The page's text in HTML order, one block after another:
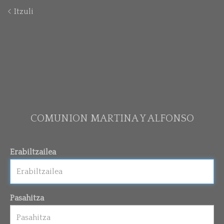
Itzuli
COMUNION MARTINA Y ALFONSO
Erabiltzailea
Pasahitza